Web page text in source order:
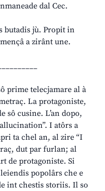
dal Cec.
butadis jù. Propit in
a zirânt une.
prime telecjamare al à
La protagoniste,
sô cusine. L’an dopo,
I atôrs a
ta chel an, al zire “I
dut par furlan; al
de protagoniste. Si
popolârs che e
int chestis storiis. Il so